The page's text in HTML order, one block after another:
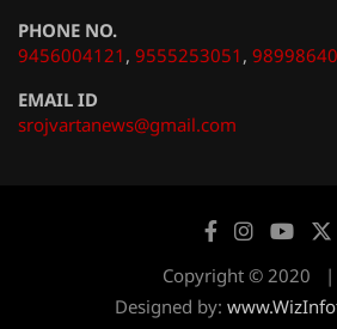
PHONE NO.
9456004121 , 9555253051 ,
EMAIL ID
srojvartanews@gmail.com
Copyright © 2020
Designed by: